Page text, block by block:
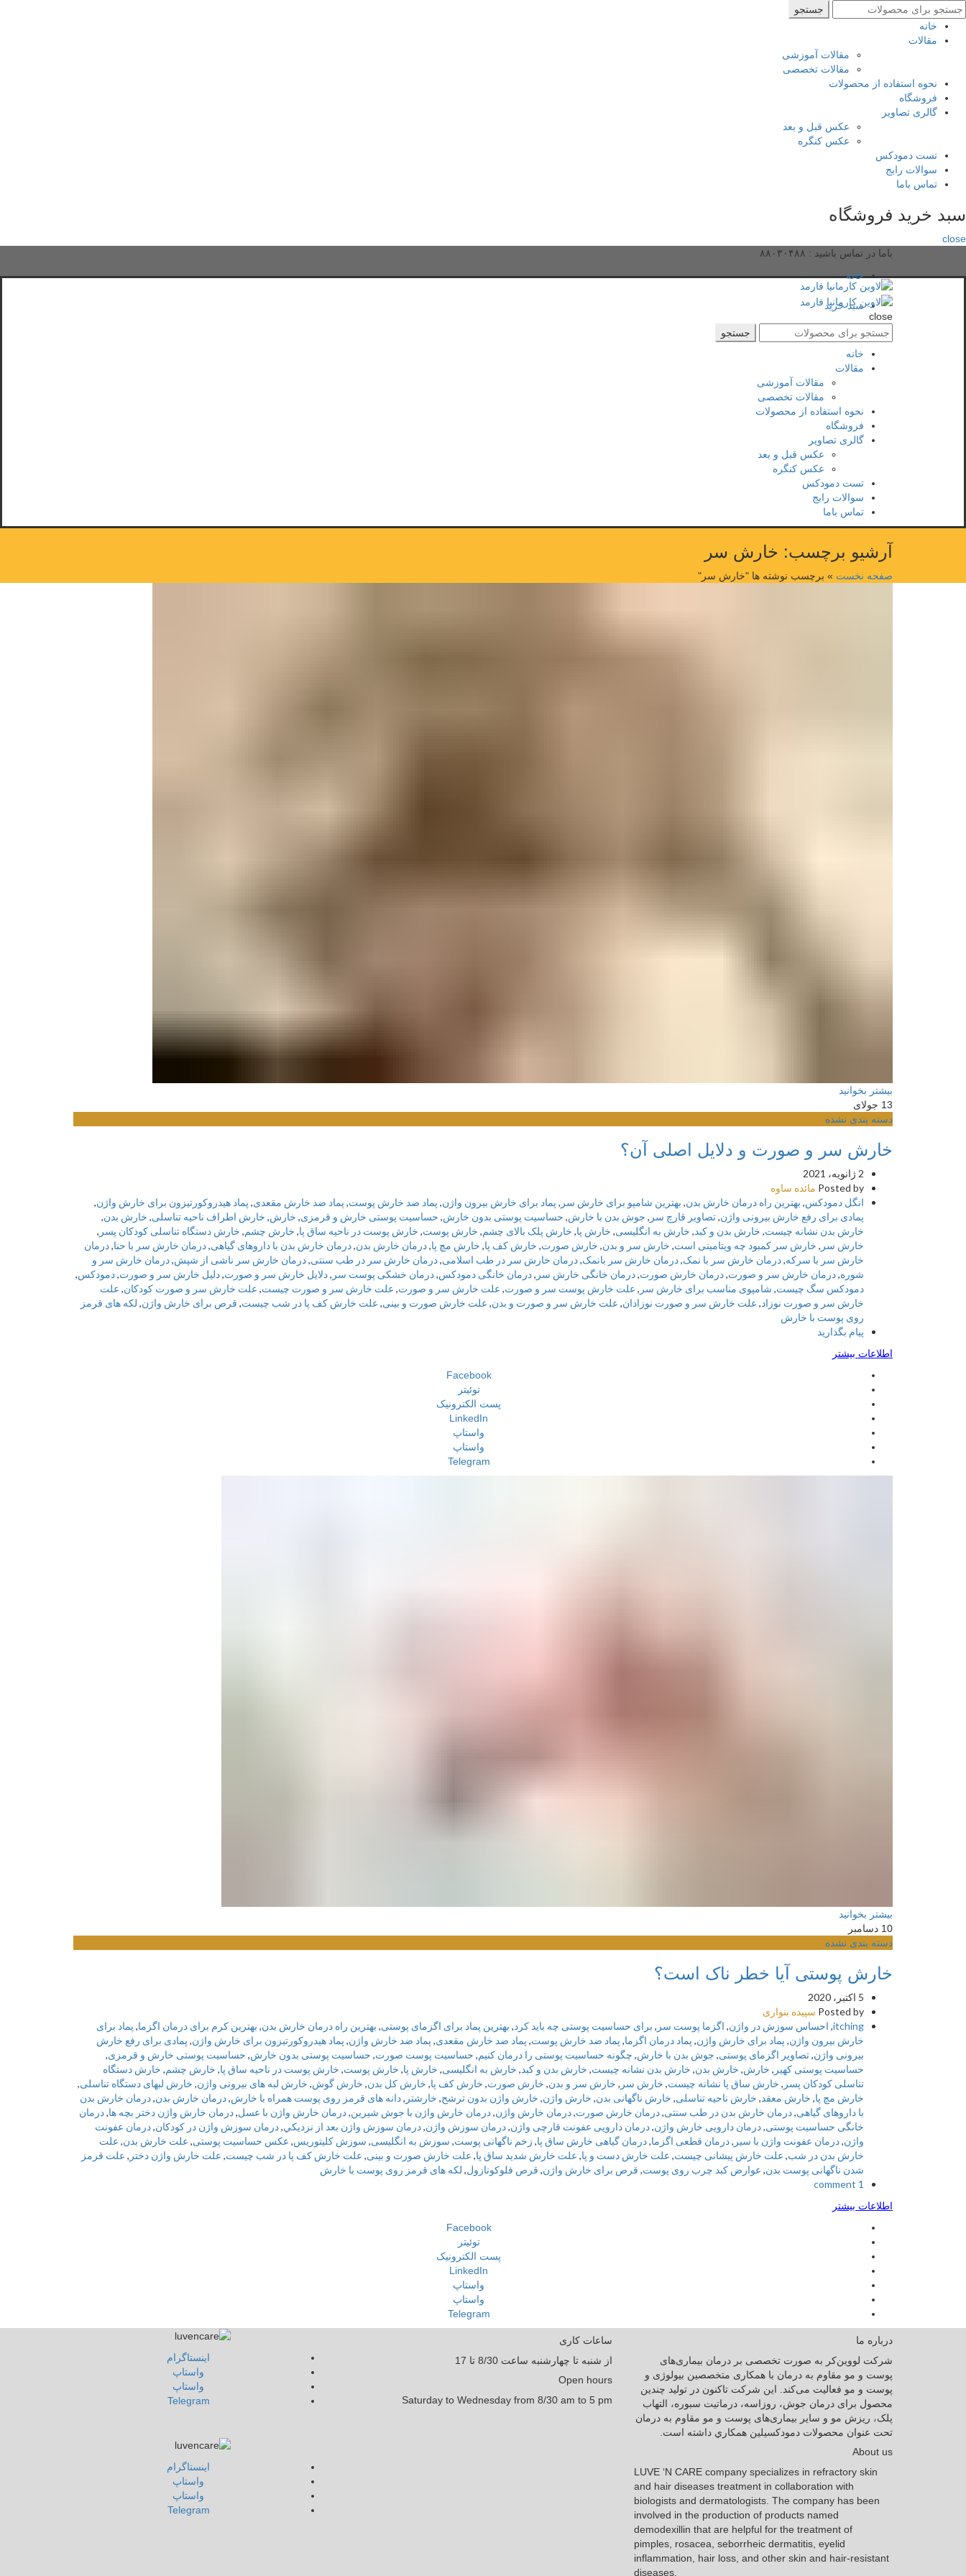
جستجو
برای
جستجو
خانه
مقالات
مقالات آموزشی
مقالات تخصصی
نحوه استفاده از محصولات
فروشگاه
گالری تصاویر
عکس قبل و بعد
عکس کنگره
تست دمودکس
سوالات رایج
تماس باما
سبد خرید فروشگاه
close
باما در تماس باشید : ۸۸۰۳۰۴۸۸
خانه
سبد خرید
close
جستجو
برای
جستجو
خانه
مقالات
مقالات آموزشی
مقالات تخصصی
نحوه استفاده از محصولات
فروشگاه
گالری تصاویر
عکس قبل و بعد
عکس کنگره
تست دمودکس
سوالات رایج
تماس باما
آرشیو برچسب: خارش سر
صفحه نخست » برچسب نوشته ها "خارش سر"
بیشتر بخوانید
13 جولای
دسته بندی نشده
خارش سر و صورت و دلایل اصلی آن؟
2 ژانویه، 2021
Posted by مائده ساوه
انگل دمودکس, بهترین راه درمان خارش بدن, بهترین شامپو برای خارش سر , پماد برای خارش بیرون واژن, پماد ضد خارش پوست, پماد ضد خارش مقعدی, پماد هیدروکورتیزون برای خارش واژن,
پمادی برای رفع خارش بیرونی واژن,تصاویر قارچ سر , جوش بدن با خارش, حساسیت پوستی بدون خارش, حساسیت پوستی خارش و قرمزی, خارش, خارش اطراف ناحیه تناسلی, خارش بدن,
خارش بدن نشانه چيست, خارش بدن و کبد, خارش به انگلیسی, خارش پا, خارش پلک بالای چشم, خارش پوست, خارش پوست در ناحیه ساق پا, خارش چشم, خارش دستگاه تناسلی کودکان پسر ,
خارش سر , خارش سر کمبود چه ویتامینی است, خارش سر و بدن, خارش صورت, خارش کف پا, خارش مچ پا,درمان خارش بدن,درمان خارش بدن با داروهای گیاهی,درمان خارش سر با حنا,درمان
خارش سر با سرکه,درمان خارش سر با نمک,درمان خارش سر بانمک,درمان خارش سر در طب اسلامی,درمان خارش سر در طب سنتی,درمان خارش سر ناشی از شپش,درمان خارش سر و
شوره,درمان خارش سر و صورت,درمان خارش صورت,درمان خانگی خارش سر ,درمان خانگی دمودکس,درمان خشکی پوست سر ,دلایل خارش سر و صورت,دلیل خارش سر و صورت,دمودکس,
دمودکس سگ چیست, شامپوی مناسب برای خارش سر , علت خارش پوست سر و صورت, علت خارش سر و صورت, علت خارش سر و صورت چیست, علت خارش سر و صورت کودکان, علت
خارش سر و صورت نوزاد, علت خارش سر و صورت نوزادان, علت خارش سر و صورت و بدن, علت خارش صورت و بینی, علت خارش کف پا در شب چیست, قرص برای خارش واژن, لکه های قرمز
روی پوست با خارش
پیام بگذارید
اطلاعات بیشتر
Facebook
توئیتر
پست الکترونیک
LinkedIn
واستاپ
واستاپ
Telegram
بیشتر بخوانید
10 دسامبر
دسته بندی نشده
خارش پوستی آیا خطر ناک است؟
5 اکتبر، 2020
Posted by سپیده بنواری
itching
, احساس سوزش در واژن, اگزما پوست سر , برای حساسیت پوستی چه باید کرد, بهترین پماد برای اگزمای پوستی, بهترین راه درمان خارش بدن, بهترین کرم برای درمان اگزما, پماد برای
خارش بیرون واژن, پماد برای خارش واژن, پماد درمان اگزما, پماد ضد خارش پوست, پماد ضد خارش مقعدی, پماد ضد خارش واژن, پماد هیدروکورتیزون برای خارش واژن, پمادی برای رفع خارش
بیرونی واژن,تصاویر اگزمای پوستی, جوش بدن با خارش, چگونه حساسیت پوستی را درمان کنیم, حساسیت پوست صورت, حساسیت پوستی بدون خارش, حساسیت پوستی خارش و قرمزی,
حساسیت پوستی کهیر , خارش, خارش بدن, خارش بدن نشانه چيست, خارش بدن و کبد, خارش به انگلیسی, خارش پا, خارش پوست, خارش پوست در ناحیه ساق پا, خارش چشم, خارش دستگاه
تناسلی کودکان پسر , خارش ساق پا نشانه چیست, خارش سر , خارش سر و بدن, خارش صورت, خارش کف پا, خارش کل بدن, خارش گوش, خارش لبه های بیرونی واژن, خارش لبهای دستگاه تناسلی,
خارش مچ پا, خارش معقد, خارش ناحیه تناسلی, خارش ناگهانی بدن, خارش واژن, خارش واژن بدون ترشح, خارشتر ,دانه های قرمز روی پوست همراه با خارش,درمان خارش بدن,درمان خارش بدن
با داروهای گیاهی,درمان خارش بدن در طب سنتی,درمان خارش صورت,درمان خارش واژن,درمان خارش واژن با جوش شیرین,درمان خارش واژن با عسل,درمان خارش واژن دختر بچه ها,درمان
خانگی حساسیت پوستی,درمان دارویی خارش واژن,درمان دارویی عفونت قارچی واژن,درمان سوزش واژن,درمان سوزش واژن بعد از نزديكي,درمان سوزش واژن در كودكان,درمان عفونت
واژن,درمان عفونت واژن با سیر ,درمان قطعی اگزما,درمان گیاهی خارش ساق پا, زخم ناگهانی پوست, سوزش به انگلیسی, سوزش كليتوريس, عکس حساسیت پوستی, علت خارش بدن, علت
خارش بدن در شب, علت خارش پیشانی چیست, علت خارش دست و پا, علت خارش شدید ساق پا, علت خارش صورت و بینی, علت خارش کف پا در شب چیست, علت خارش واژن دختر , علت قرمز
شدن ناگهانی پوست بدن, عوارض کبد چرب روی پوست, قرص برای خارش واژن, قرص فلوکونازول, لکه های قرمز روی پوست با خارش
1 comment
اطلاعات بیشتر
Facebook
توئیتر
پست الکترونیک
LinkedIn
واستاپ
واستاپ
Telegram
اينستاگرام
واستاپ
واستاپ
Telegram
اينستاگرام
واستاپ
واستاپ
Telegram
ساعات کاری
از شنبه تا چهارشنبه ساعت 8/30 تا 17
Open hours
Saturday to Wednesday from 8/30 am to 5 pm
درباره ما
شرکت لووین‌کر به صورت تخصصی بر درمان بیماری‌های
پوست و مو مقاوم به درمان با همکاری متخصصین بیولوژی و
پوست و مو فعالیت می‌کند. این شرکت تاکنون در توليد چندین
محصول برای درمان جوش، روزاسه، درماتيت سبوره، التهاب
پلک، ریزش مو و سایر بیماری‌های پوست و مو مقاوم به درمان
تحت عنوان محصولات دمودکسیلین همكاري داشته است.
About us
LUVE ‘N CARE company specializes in refractory skin
and hair diseases treatment in collaboration with
biologists and dermatologists. The company has been
involved in the production of products named
demodexillin that are helpful for the treatment of
pimples, rosacea, seborrheic dermatitis, eyelid
inflammation, hair loss, and other skin and hair-resistant
diseases.